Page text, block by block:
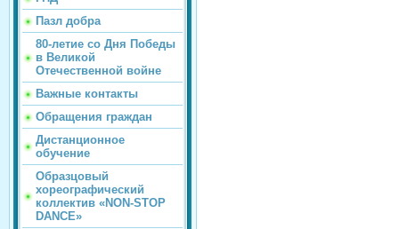
Пазл добра
80-летие со Дня Победы
в Великой
Отечественной войне
Важные контакты
Обращения граждан
Дистанционное
обучение
Образцовый
хореографический
коллектив «NON-STOP
DANCE»